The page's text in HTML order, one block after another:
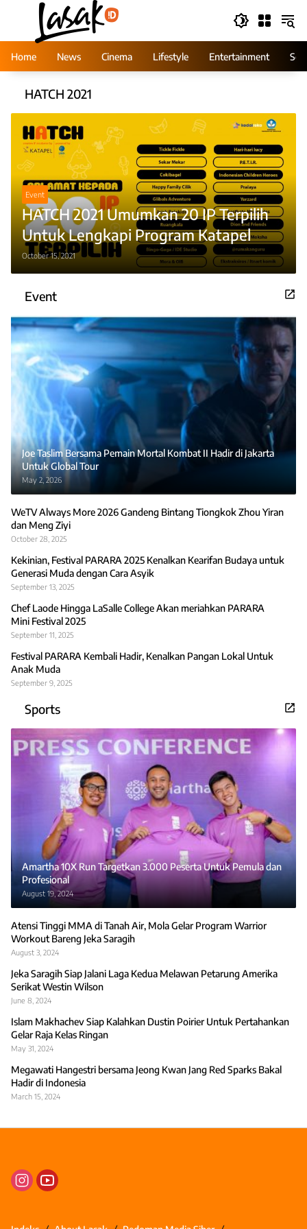
Home
News Cinema Lifestyle Entertainment
HATCH 2021
Event
HATCH 2021 Umumkan 20 IP Terpilih
Untuk Lengkapi Program Katapel
October 15, 2021
Event
Joe Taslim Bersama Pemain Mortal Kombat II Hadir di Jakarta
Untuk Global Tour
May 2, 2026
WeTV Always More 2026 Gandeng Bintang Tiongkok Zhou Yiran
dan Meng Ziyi
October 28, 2025
Kekinian, Festival PARARA 2025 Kenalkan Kearifan Budaya untuk
Generasi Muda dengan Cara Asyik
September 13, 2025
Chef Laode Hingga LaSalle College Akan meriahkan PARARA
Mini Festival 2025
September 11, 2025
Festival PARARA Kembali Hadir, Kenalkan Pangan Lokal Untuk
Anak Muda
September 9, 2025
Sports
Amartha 10X Run Targetkan 3.000 Peserta Untuk Pemula dan
Profesional
August 19, 2024
Atensi Tinggi MMA di Tanah Air, Mola Gelar Program Warrior
Workout Bareng Jeka Saragih
August 3, 2024
Jeka Saragih Siap Jalani Laga Kedua Melawan Petarung Amerika
Serikat Westin Wilson
June 8, 2024
Islam Makhachev Siap Kalahkan Dustin Poirier Untuk Pertahankan
Gelar Raja Kelas Ringan
May 31, 2024
Megawati Hangestri bersama Jeong Kwan Jang Red Sparks Bakal
Hadir di Indonesia
March 15, 2024